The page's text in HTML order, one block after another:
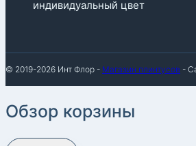
индивидуальный цвет
© 2019-2026 Инт Флор - Магазин плинтусов -
Обзор корзины